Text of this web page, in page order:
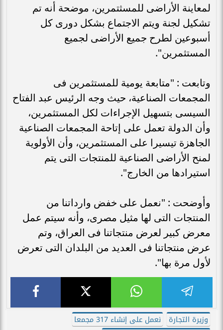
لمعاينة الأراضى للمسثتمرين، موضحة أنه تم
تشكيل لجنة ويتم الاجتماع بشكل دورى كل
أسبوعين لطرح جميع الأراضى لجميع
المستثمرين".
وتابعت : "متابعة يومية للمستثمرين فى
المجمعات الصناعية، حيث وجه الرئيس عبد الفتاح
السيسى بتسهيل الإجراءات لكل المستثمرين،
وأن الدولة تعمل على إتاحة المجمعات الصناعية
الجاهزة تيسيرا على المستثمرين، وأن الأولوية
لمنح الأراضى الصناعية للمنتجات التى يتم
استيرادها من الخارج".
وأوضحت : "نعمل على خفض وارداتنا من
المنتجات التى لها مثيل مصرى، وأنه سيتم عمل
معرض كبير لعرض منتجاتنا فى العراق، وتم
عرض منتجاتنا فى العديد من البلدان التى تعرض
لأول مرة بها".
وزيرة التجارة
نعمل على إنشاء 317 مجمعا